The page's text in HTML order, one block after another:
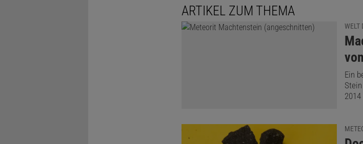
ARTIKEL ZUM THEMA
WELT
:
Ein